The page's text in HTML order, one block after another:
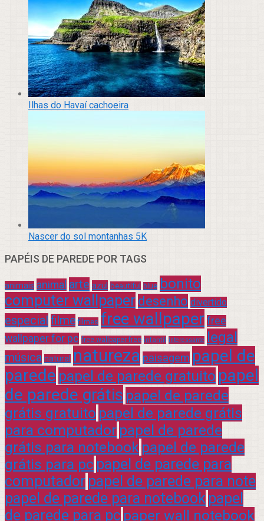
Ilhas do Havaí cachoeira
Nascer do sol montanhas 5K
PAPÉIS DE PAREDE POR TAGS
animais animal arte azul beautiful blue bonito
computer wallpaper desenho divertido
especial filme filmes free wallpaper free
wallpaper for pc free wallpaper free infantil interessante legal
música natural natureza paisagem papel de
parede papel de parede gratuito papel
de parede grátis papel de parede
grátis gratuito papel de parede grátis
para computador papel de parede
grátis para notebook papel de parede
grátis para pc papel de parede para
computador papel de parede para note
papel de parede para notebook papel
de parede para pc paper wall notebook